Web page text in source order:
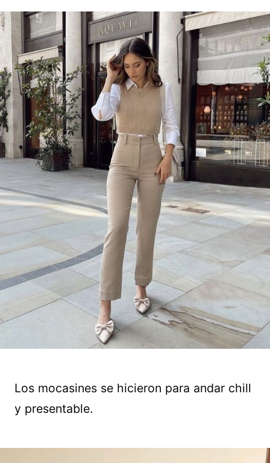
Los mocasines se hicieron para andar chill
y presentable.